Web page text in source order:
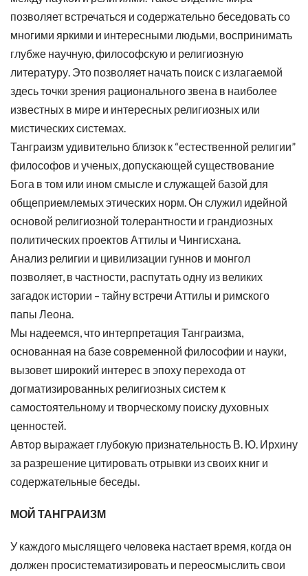
позволяет встречаться и содержательно беседовать со
многими яркими и интересными людьми, воспринимать
глубже научную, философскую и религиозную
литературу. Это позволяет начать поиск с излагаемой
здесь точки зрения рационального звена в наиболее
известных в мире и интересных религиозных или
мистических системах.
Танграизм удивительно близок к “естественной религии”
философов и ученых, допускающей существование
Бога в том или ином смысле и служащей базой для
общеприемлемых этических норм. Он служил идейной
основой религиозной толерантности и грандиозных
политических проектов Аттилы и Чингисхана.
Анализ религии и цивилизации гуннов и монгол
позволяет, в частности, распутать одну из великих
загадок истории – тайну встречи Аттилы и римского
папы Леона.
Мы надеемся, что интерпретация Танграизма,
основанная на базе современной философии и науки,
вызовет широкий интерес в эпоху перехода от
догматизированных религиозных систем к
самостоятельному и творческому поиску духовных
ценностей.
Автор выражает глубокую признательность В. Ю. Ирхину
за разрешение цитировать отрывки из своих книг и
содержательные беседы.
МОЙ ТАНГРАИЗМ
У каждого мыслящего человека настает время, когда он
должен просистематизировать и переосмыслить свои